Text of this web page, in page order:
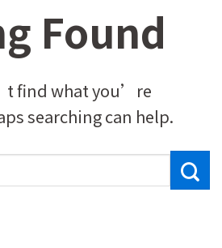
Found
find what you’re
searching can help.